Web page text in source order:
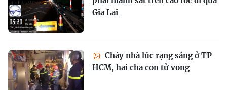
Gia Lai
Cháy nhà lúc rạng sáng ở TP
HCM, hai cha con tử vong